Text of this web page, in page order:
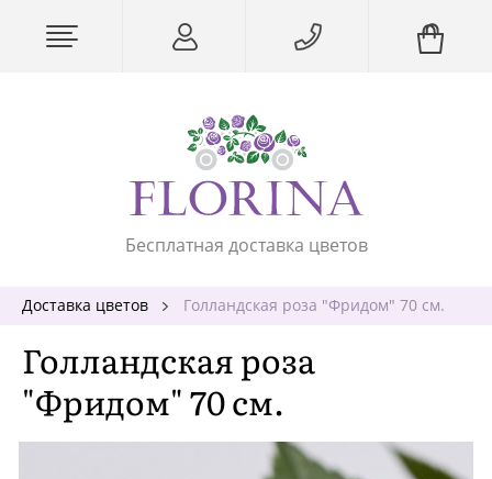
Бесплатная доставка цветов
Доставка цветов Голландская роза "Фридом" 70 см.
Голландская роза
"Фридом" 70 см.